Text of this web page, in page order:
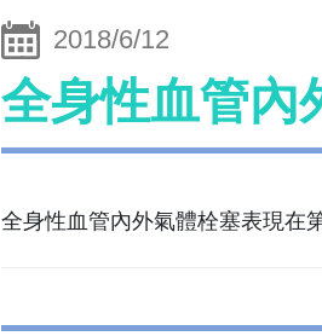
2018/6/12
全身性血管內